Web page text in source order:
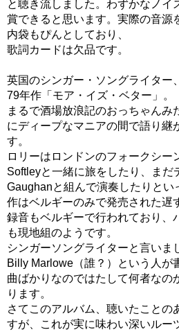
と聴き流しました。わずかなノイ
賞できると思います。実際の音源
内袋もぴんとしており、
歌詞カードは欠品です。
英国のシンガー・ソングライター
79年作「モア・イズ・ベター」。
まるで酒場放浪記のおっちゃんみ
にディープなマニアの間で語り継
す。
ロリーはロンドンのフォークシー
Softleyと一緒に旅をしたり、まだ
Gaughanと組んで演奏したりとい
作はベルギーのみで発売された遅
録音もベルギーで行われており、
も現地組のようです。
シンガーソングライターと言いま
Billy Marlowe（誰？）という人が
曲ばかりなのではたして何者なの
ります。
さてこのアルバム、聴いたことの
すが、これが実に味わい深いルー